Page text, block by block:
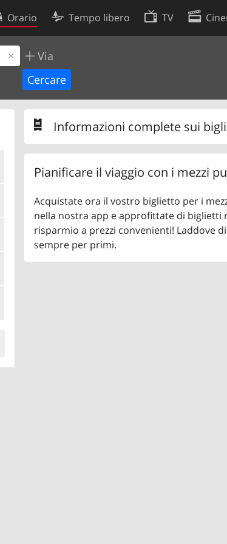
Orario Tempo libero TV
Via
Informazioni complete sui
Pianificare il viaggio con i mezzi
Acquistate ora il vostro biglietto per i
nella nostra app e approfittate di biglietti
risparmio a prezzi convenienti! Laddove
sempre per primi.
Politica sui cookie
Preferenze cookie